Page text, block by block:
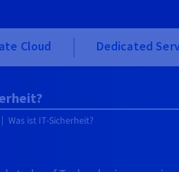
Cloud Dedicated
Was ist IT-Sicherheit?